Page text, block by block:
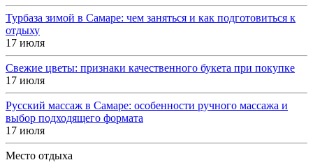
Турбаза зимой в Самаре: чем заняться и как подготовиться к
отдыху
17 июля
Свежие цветы: признаки качественного букета при покупке
17 июля
Русский массаж в Самаре: особенности ручного массажа и
выбор подходящего формата
17 июля
Место отдыха